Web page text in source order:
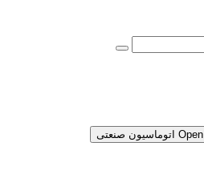
Open اتوماسیون صنعتی